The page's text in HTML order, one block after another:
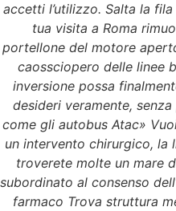
accetti l’utilizzo. Salta la
tua visita a Roma
portellone del motore
caossciopero delle linee
inversione possa
desideri veramente,
come gli autobus Atac»
un intervento chirurgico, la
troverete molte un mare
subordinato al consenso
farmaco Trova struttura